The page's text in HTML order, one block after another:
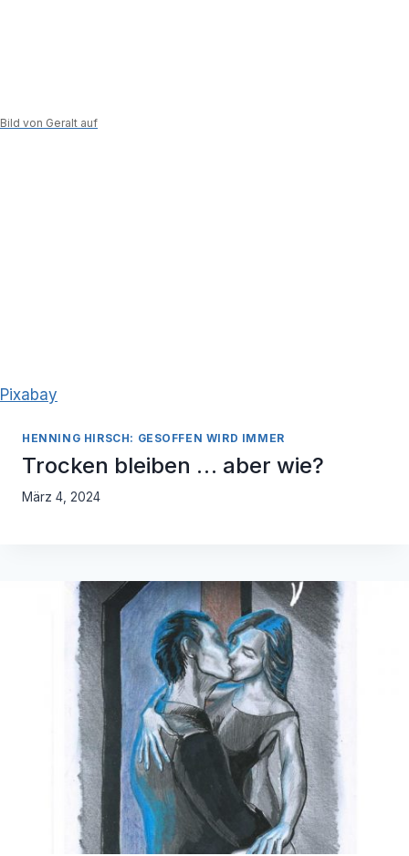
Bild von Geralt auf
Pixabay
HENNING HIRSCH: GESOFFEN WIRD IMMER
Trocken bleiben … aber wie?
März 4, 2024